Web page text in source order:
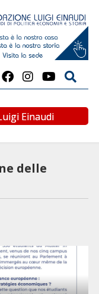
Einaudi
delle